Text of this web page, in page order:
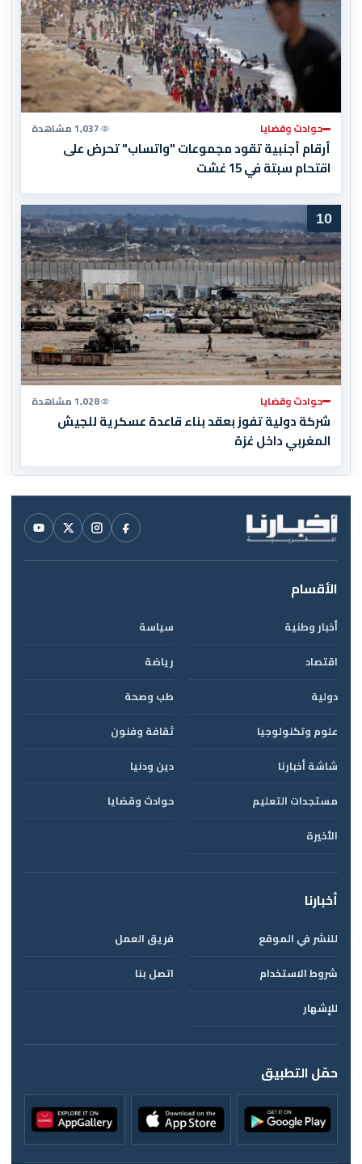
حوادث وقضايا 1,037 مشاهدة
أرقام أجنبية تقود مجموعات "واتساب" تحرض على
اقتحام سبتة في 15 غشت
10
حوادث وقضايا 1,028 مشاهدة
شركة دولية تفوز بعقد بناء قاعدة عسكرية للجيش
المغربي داخل غزة
الأقسام
أخبار وطنية
سياسة
اقتصاد
رياضة
دولية
طب وصحة
علوم وتكنولوجيا
ثقافة وفنون
شاشة أخبارنا
دين ودنيا
مستجدات التعليم
حوادث وقضايا
الأخيرة
أخبارنا
للنشر في الموقع
فريق العمل
شروط الاستخدام
اتصل بنا
للإشهار
حمّل التطبيق